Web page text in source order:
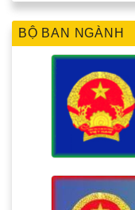
BỘ BAN NGÀNH